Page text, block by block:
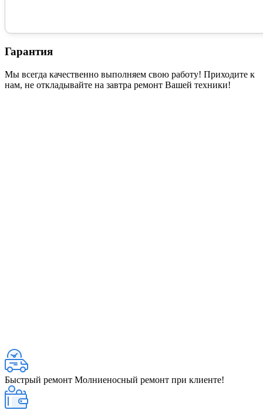
Гарантия
Мы всегда качественно выполняем свою работу! Приходите к
нам, не откладывайте на завтра ремонт Вашей техники!
Быстрый ремонт Молниеносный ремонт при клиенте!